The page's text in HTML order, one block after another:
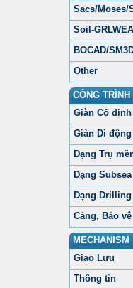
Sacs/Moses/
Soil-
BOCAD/
Other
CÔNG TRÌNH
Giàn Cố định
Giàn Di động
Dạng Trụ
Dạng Subsea
Dạng Drilling
Cảng, Bảo
MECHANISM
Giao Lưu
Thông tin